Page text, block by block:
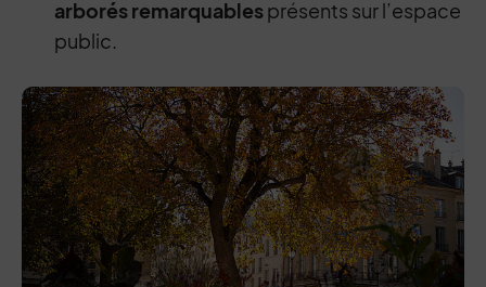
arborés remarquablesprésents sur l’espace
public.